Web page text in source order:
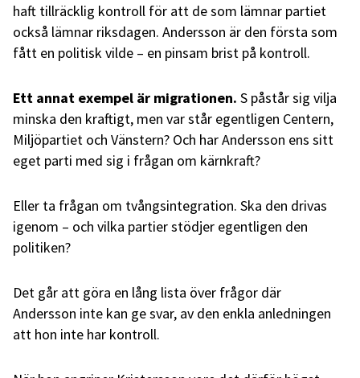
haft tillräcklig kontroll för att de som lämnar partiet
också lämnar riksdagen. Andersson är den första som
fått en politisk vilde – en pinsam brist på kontroll.
Ett annat exempel är migrationen. S påstår sig vilja
minska den kraftigt, men var står egentligen Centern,
Miljöpartiet och Vänstern? Och har Andersson ens sitt
eget parti med sig i frågan om kärnkraft?
Eller ta frågan om tvångsintegration. Ska den drivas
igenom – och vilka partier stödjer egentligen den
politiken?
Det går att göra en lång lista över frågor där
Andersson inte kan ge svar, av den enkla anledningen
att hon inte har kontroll.